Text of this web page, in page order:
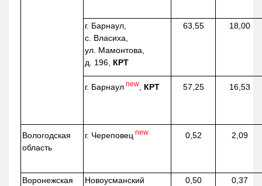
г. Барнаул,
с. Власиха,
ул. Мамонтова,
д. 196, КРТ
63,55 18,00
г. Барнаул new КРТ 57,25 16,53
Вологодская
область
г. Череповец new 0,52 2,09
Воронежская
Новоусманский
0,50 0,37